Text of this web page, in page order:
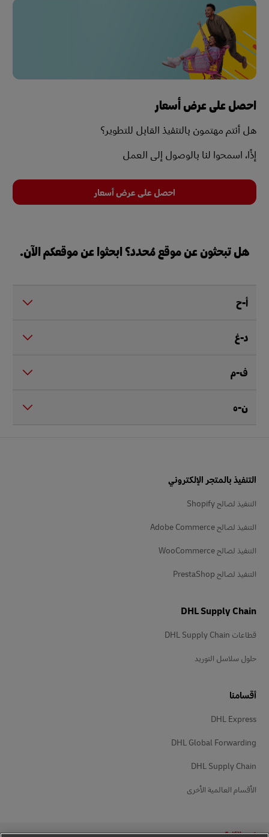
احصل على عرض أسعار
هل أنتم مهتمون بالتنفيذ القابل للتطوير؟
إذًا، اسمحوا لنا بالوصول إلى العمل
احصل على عرض أسعار
هل تبحثون عن موقع مُحدد؟ ابحثوا عن موقعكم الآن.
أ-ح
د-غ
ف-م
ن-ه
التنفيذ بالمتجر الإلكتروني
التنفيذ لصالح Shopify
التنفيذ لصالح Adobe Commerce
التنفيذ لصالح WooCommerce
التنفيذ لصالح PrestaShop
DHL Supply Chain
قطاعات DHL Supply Chain
حلول سلاسل التوريد
أقسامنا
DHL Express
DHL Global Forwarding
DHL Supply Chain
الأقسام العالمية الأخرى